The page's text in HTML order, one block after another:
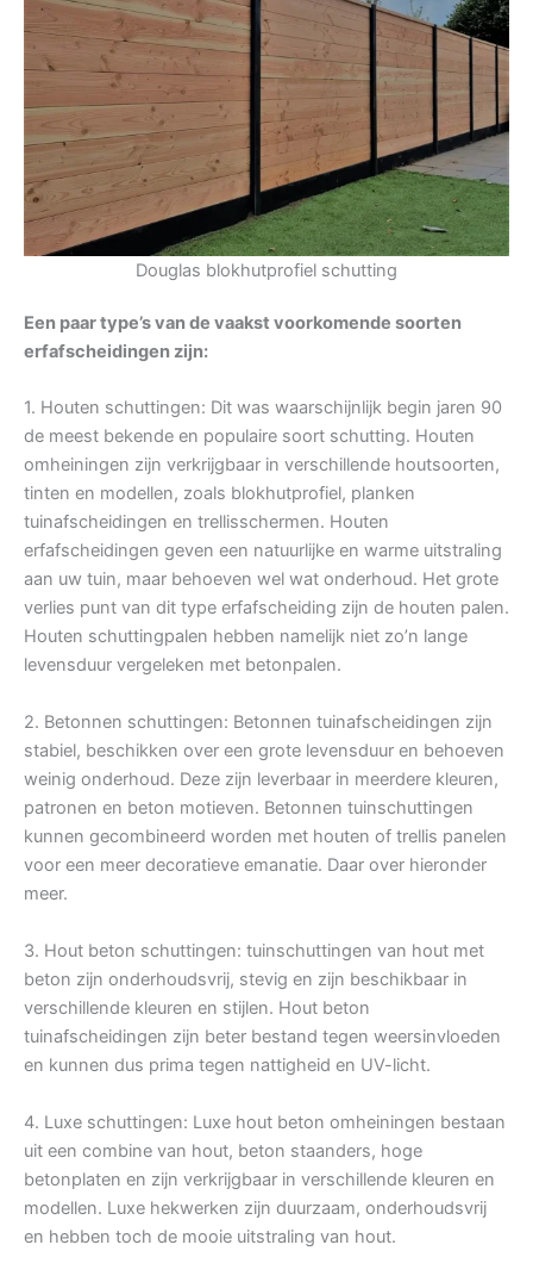
Douglas blokhutprofiel schutting
Een paar type’s van de vaakst voorkomende soorten
erfafscheidingen zijn:
1. Houten schuttingen: Dit was waarschijnlijk begin jaren 90
de meest bekende en populaire soort schutting. Houten
omheiningen zijn verkrijgbaar in verschillende houtsoorten,
tinten en modellen, zoals blokhutprofiel, planken
tuinafscheidingen en trellisschermen. Houten
erfafscheidingen geven een natuurlijke en warme uitstraling
aan uw tuin, maar behoeven wel wat onderhoud. Het grote
verlies punt van dit type erfafscheiding zijn de houten palen.
Houten schuttingpalen hebben namelijk niet zo’n lange
levensduur vergeleken met betonpalen.
2. Betonnen schuttingen: Betonnen tuinafscheidingen zijn
stabiel, beschikken over een grote levensduur en behoeven
weinig onderhoud. Deze zijn leverbaar in meerdere kleuren,
patronen en beton motieven. Betonnen tuinschuttingen
kunnen gecombineerd worden met houten of trellis panelen
voor een meer decoratieve emanatie. Daar over hieronder
meer.
3. Hout beton schuttingen: tuinschuttingen van hout met
beton zijn onderhoudsvrij, stevig en zijn beschikbaar in
verschillende kleuren en stijlen. Hout beton
tuinafscheidingen zijn beter bestand tegen weersinvloeden
en kunnen dus prima tegen nattigheid en UV-licht.
4. Luxe schuttingen: Luxe hout beton omheiningen bestaan
uit een combine van hout, beton staanders, hoge
betonplaten en zijn verkrijgbaar in verschillende kleuren en
modellen. Luxe hekwerken zijn duurzaam, onderhoudsvrij
en hebben toch de mooie uitstraling van hout.